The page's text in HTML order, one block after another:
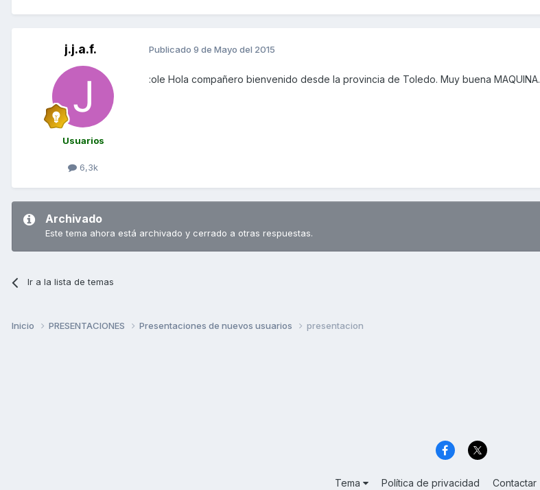
j.j.a.f.
Usuarios
6,3k
Publicado 9 de Mayo del 2015
:ole Hola compañero bienvenido desde la provincia de Toledo. Muy buena MAQUINA.
Archivado
Este tema ahora está archivado y cerrado a otras respuestas.
Ir a la lista de temas
Inicio PRESENTACIONES Presentaciones de nuevos usuarios presentacion
Tema Política de privacidad Contactar